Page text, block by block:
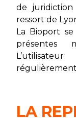
de
ressort de
La Bioport
présentes
LA